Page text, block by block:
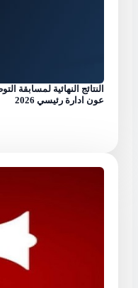
النتائج النهائية لمسابقة
عون ادارة رئيسي 2026